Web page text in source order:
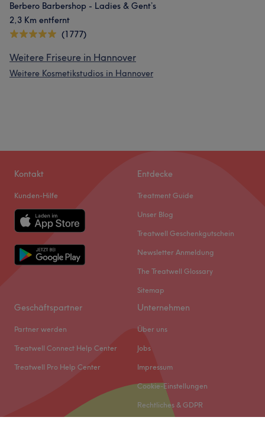
Berbero Barbershop - Ladies & Gent’s
2,3 Km entfernt
(1777)
Weitere Friseure in Hannover
Weitere Kosmetikstudios in Hannover
Kontakt
Kunden-Hilfe
Entdecke
Treatment Guide
Unser Blog
Treatwell Geschenkgutschein
Newsletter Anmeldung
The Treatwell Glossary
Sitemap
Geschäftspartner
Partner werden
Treatwell Connect Help Center
Treatwell Pro Help Center
Unternehmen
Über uns
Jobs
Impressum
Cookie-Einstellungen
Rechtliches & GDPR